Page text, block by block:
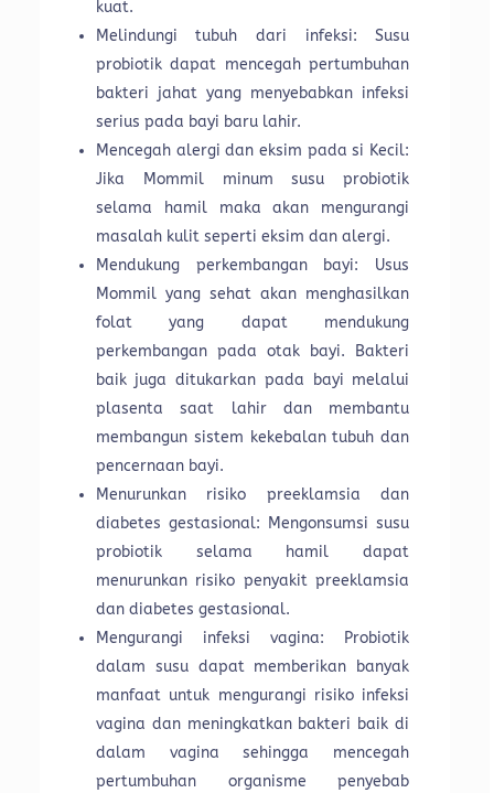
kuat.
Melindungi tubuh dari infeksi: Susu
probiotik dapat mencegah pertumbuhan
bakteri jahat yang menyebabkan infeksi
serius pada bayi baru lahir.
Mencegah alergi dan eksim pada si Kecil:
Jika Mommil minum susu probiotik
selama hamil maka akan mengurangi
masalah kulit seperti eksim dan alergi.
Mendukung perkembangan bayi: Usus
Mommil yang sehat akan menghasilkan
folat yang dapat mendukung
perkembangan pada otak bayi. Bakteri
baik juga ditukarkan pada bayi melalui
plasenta saat lahir dan membantu
membangun sistem kekebalan tubuh dan
pencernaan bayi.
Menurunkan risiko preeklamsia dan
diabetes gestasional: Mengonsumsi susu
probiotik selama hamil dapat
menurunkan risiko penyakit preeklamsia
dan diabetes gestasional.
Mengurangi infeksi vagina: Probiotik
dalam susu dapat memberikan banyak
manfaat untuk mengurangi risiko infeksi
vagina dan meningkatkan bakteri baik di
dalam vagina sehingga mencegah
pertumbuhan organisme penyebab